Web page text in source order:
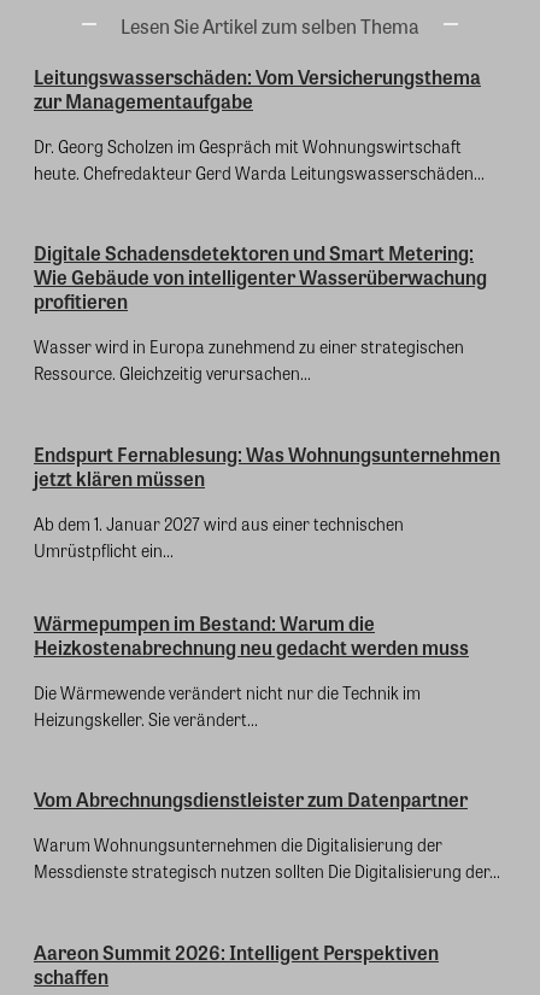
Lesen Sie Artikel zum selben Thema
Leitungswasserschäden: Vom Versicherungsthema
zur Managementaufgabe
Dr. Georg Scholzen im Gespräch mit Wohnungswirtschaft
heute. Chefredakteur Gerd Warda Leitungswasserschäden...
Digitale Schadensdetektoren und Smart Metering:
Wie Gebäude von intelligenter Wasserüberwachung
profitieren
Wasser wird in Europa zunehmend zu einer strategischen
Ressource. Gleichzeitig verursachen...
Endspurt Fernablesung: Was Wohnungsunternehmen
jetzt klären müssen
Ab dem 1. Januar 2027 wird aus einer technischen
Umrüstpflicht ein...
Wärmepumpen im Bestand: Warum die
Heizkostenabrechnung neu gedacht werden muss
Die Wärmewende verändert nicht nur die Technik im
Heizungskeller. Sie verändert...
Vom Abrechnungsdienstleister zum Datenpartner
Warum Wohnungsunternehmen die Digitalisierung der
Messdienste strategisch nutzen sollten Die Digitalisierung der...
Aareon Summit 2026: Intelligent Perspektiven
schaffen